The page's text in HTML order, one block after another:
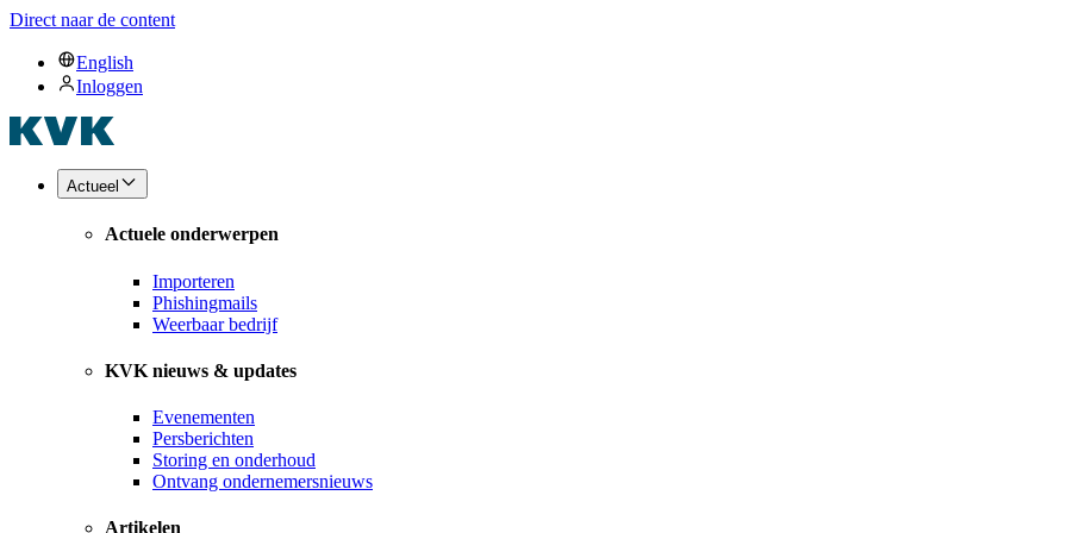
Direct naar de content
English
Inloggen
Actueel
Actuele onderwerpen
Importeren
Phishingmails
Weerbaar bedrijf
KVK nieuws & updates
Evenementen
Persberichten
Storing en onderhoud
Ontvang ondernemersnieuws
Artikelen